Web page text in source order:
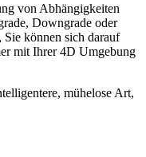
von Abhängigkeiten
Downgrade oder
können sich darauf
mit Ihrer 4D Umgebung
mühelose Art,